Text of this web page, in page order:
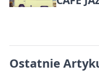
Ostatnie